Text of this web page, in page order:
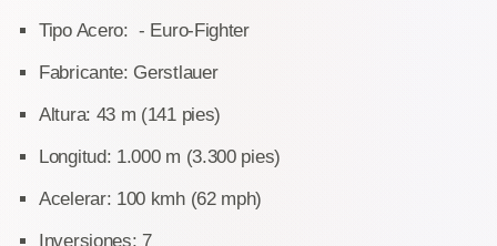
Tipo Acero: - Euro-Fighter
Fabricante: Gerstlauer
Altura: 43 m (141 pies)
Longitud: 1.000 m (3.300 pies)
Acelerar: 100 kmh (62 mph)
Inversiones: 7